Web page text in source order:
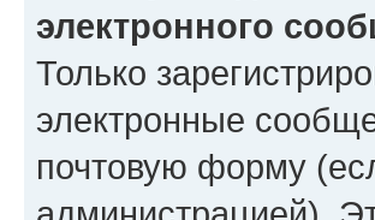
электронного
Только
электронные
почтовую форму